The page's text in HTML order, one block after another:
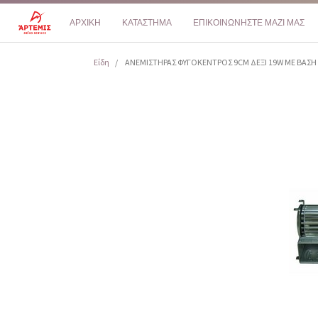
ΑΡΧΙΚΗ ΚΑΤΑΣΤΗΜΑ ΕΠΙΚΟΙΝΩΝΗΣΤΕ ΜΑΖΙ ΜΑΣ
Είδη ΑΝΕΜΙΣΤΗΡΑΣ ΦΥΓΟΚΕΝΤΡΟΣ 9CM ΔΕΞΙ 19W ME BAΣΗ